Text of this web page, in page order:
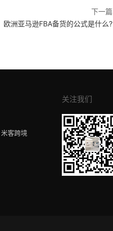
下一篇
欧洲亚马逊FBA备货的公式是什么?
米客跨境
关注我们